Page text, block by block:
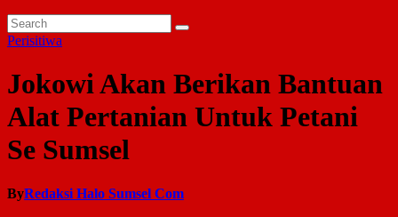
Perisitiwa
Jokowi Akan Berikan Bantuan
Alat Pertanian Untuk Petani
Se Sumsel
ByRedaksi Halo Sumsel Com